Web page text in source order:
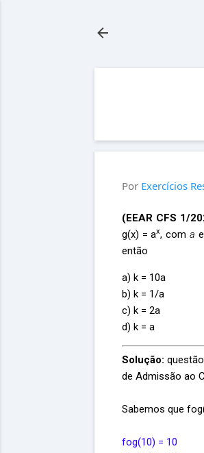
Por Exercícios
(EEAR CFS 1/
g(x) = ax, com a
então
a) k = 10a
b) k = 1/a
c) k = 2a
d) k = a
Solução:
de Admissão ao
Sabemos que
fog(10) = 10